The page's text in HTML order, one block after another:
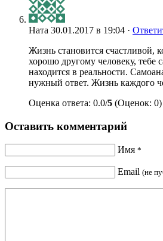
Ната 30.01.2017 в 19:04 ·
Жизнь становится счастливой,
хорошо другому человеку, тебе
находится в реальности.
нужный ответ. Жизнь каждого
Оценка ответа: 0.0/5 (Оценок: 0)
Оставить комментарий
Имя *
Email (не